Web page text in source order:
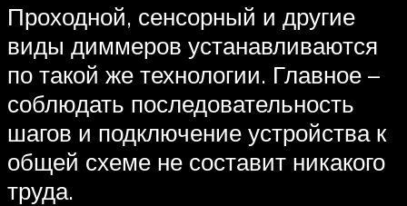
Проходной, сенсорный и другие
виды диммеров устанавливаются
по такой же технологии. Главное –
соблюдать последовательность
шагов и подключение устройства к
общей схеме не составит никакого
труда.